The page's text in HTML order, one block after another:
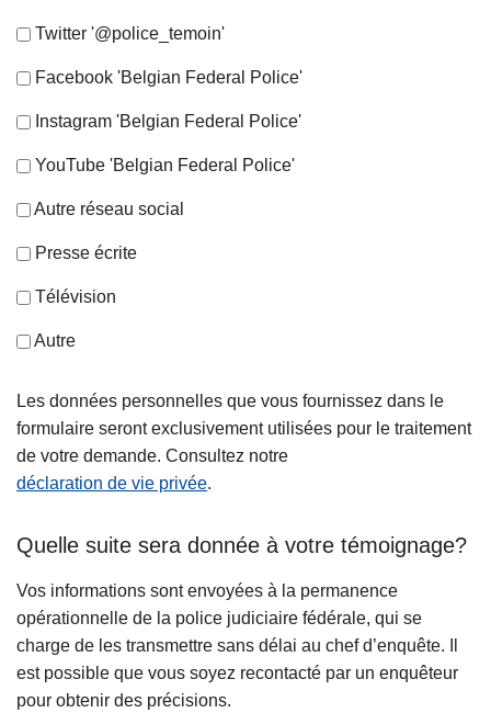
Twitter '@police_temoin'
Facebook 'Belgian Federal Police'
Instagram 'Belgian Federal Police'
YouTube 'Belgian Federal Police'
Autre réseau social
Presse écrite
Télévision
Autre
Les données personnelles que vous fournissez dans le
formulaire seront exclusivement utilisées pour le traitement
de votre demande. Consultez notre
déclaration de vie privée.
Quelle suite sera donnée à votre témoignage?
Vos informations sont envoyées à la permanence
opérationnelle de la police judiciaire fédérale, qui se
charge de les transmettre sans délai au chef d’enquête. Il
est possible que vous soyez recontacté par un enquêteur
pour obtenir des précisions.